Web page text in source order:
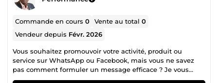
Commande en cours0 Vente au total0
Vendeur depuis Févr. 2026
Vous souhaitez promouvoir votre activité, produit ou
service sur WhatsApp ou Facebook, mais vous ne savez
pas comment formuler un message efficace ? Je vous
propose un message clair, professionnel et convaincant,